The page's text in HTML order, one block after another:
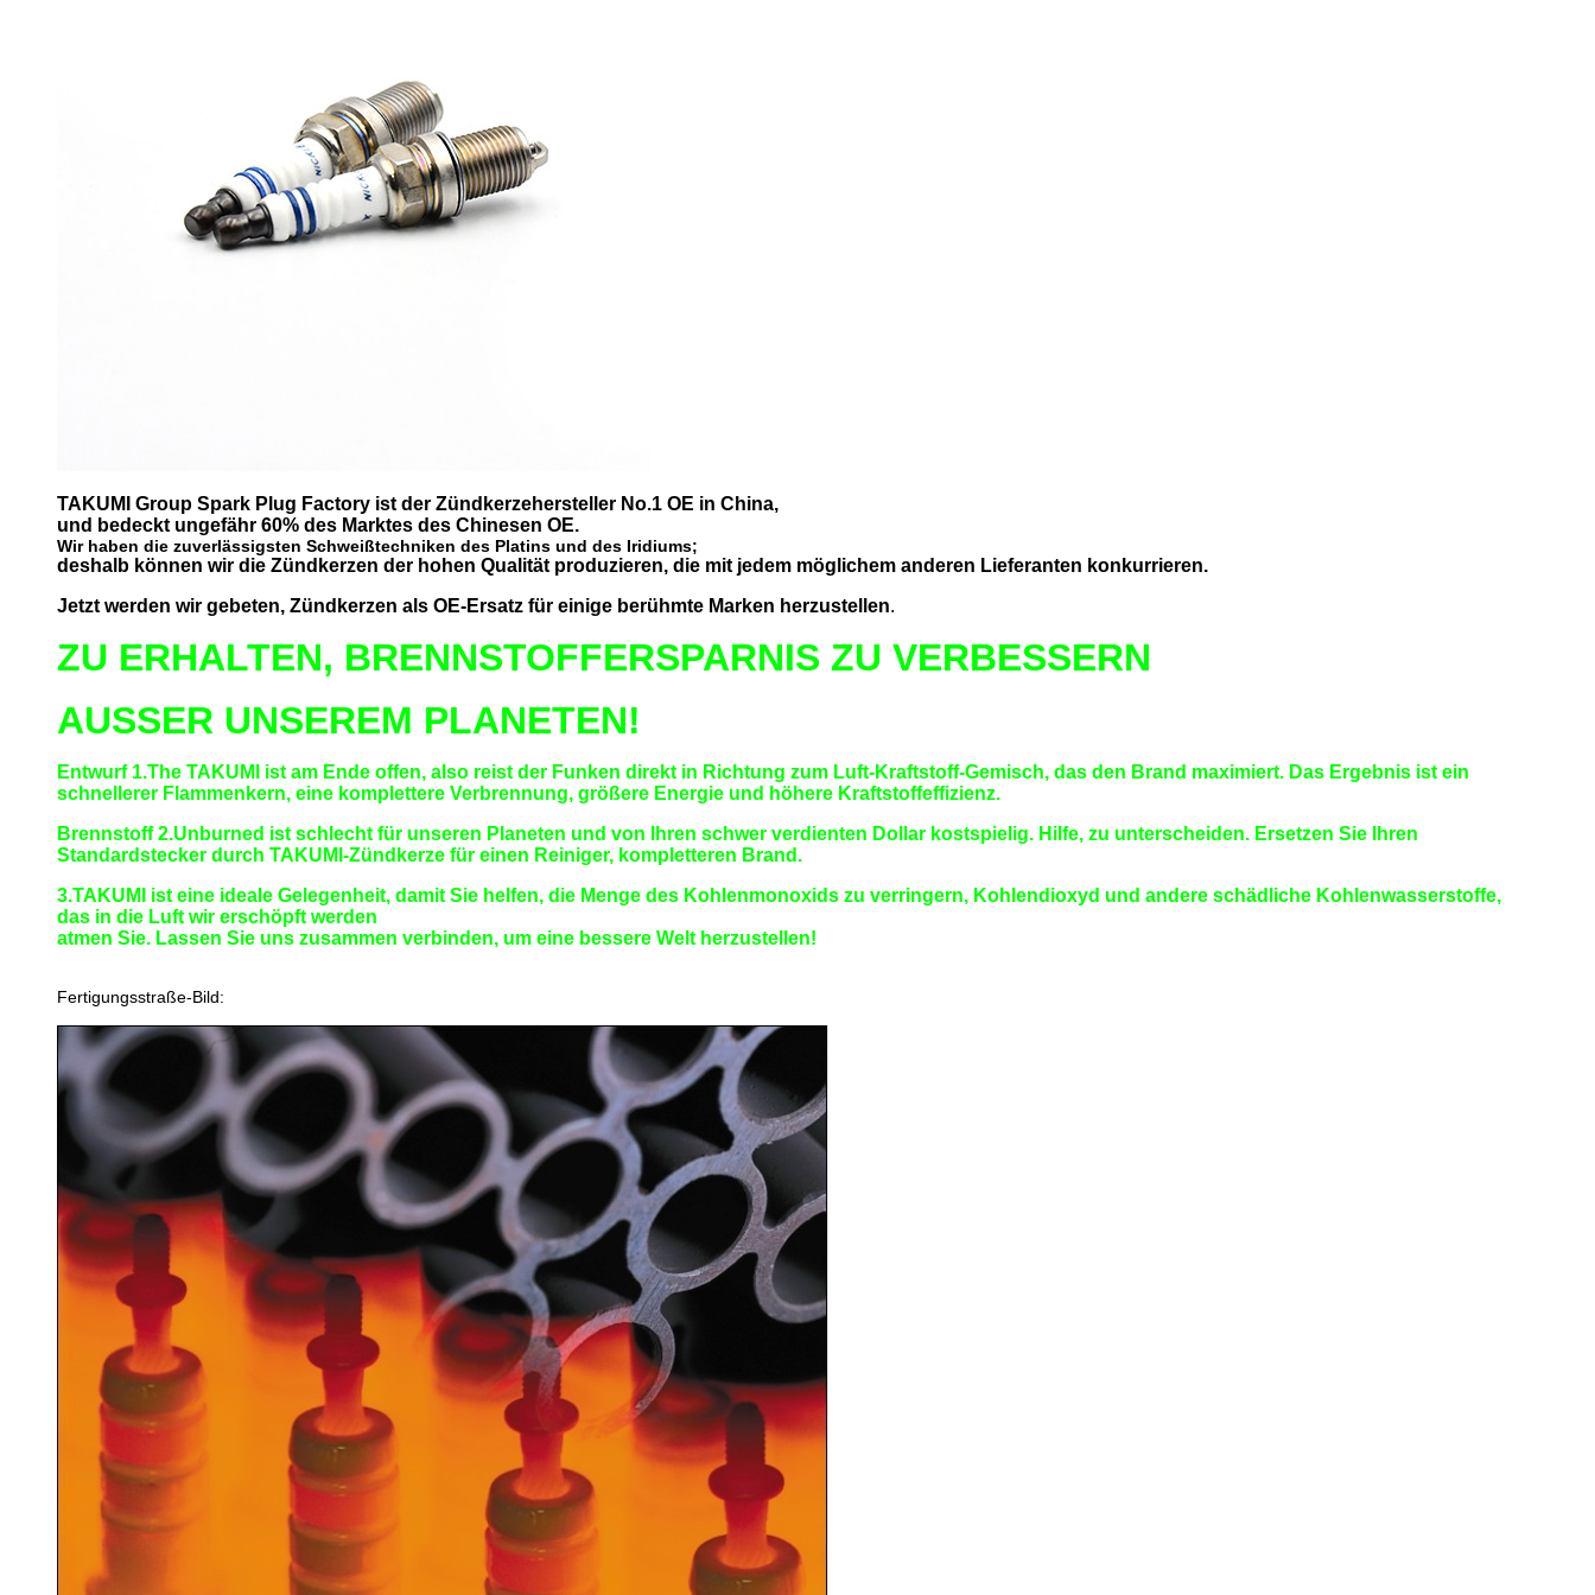
TAKUMI Group Spark Plug Factory ist der Zündkerzehersteller No.1 OE in China,
und bedeckt ungefähr 60% des Marktes des Chinesen OE.
Wir haben die zuverlässigsten Schweißtechniken des Platins und des Iridiums;
deshalb können wir die Zündkerzen der hohen Qualität produzieren, die mit jedem möglichem anderen Lieferanten konkurrieren.
Jetzt werden wir gebeten, Zündkerzen als OE-Ersatz für einige berühmte Marken herzustellen.
ZU ERHALTEN, BRENNSTOFFERSPARNIS ZU VERBESSERN
AUSSER UNSEREM PLANETEN!
Entwurf 1.The TAKUMI ist am Ende offen, also reist der Funken direkt in Richtung zum Luft-Kraftstoff-Gemisch, das den Brand maximiert. Das Ergebnis ist ein
schnellerer Flammenkern, eine komplettere Verbrennung, größere Energie und höhere Kraftstoffeffizienz.
Brennstoff 2.Unburned ist schlecht für unseren Planeten und von Ihren schwer verdienten Dollar kostspielig. Hilfe, zu unterscheiden. Ersetzen Sie Ihren
Standardstecker durch TAKUMI-Zündkerze für einen Reiniger, kompletteren Brand.
3.TAKUMI ist eine ideale Gelegenheit, damit Sie helfen, die Menge des Kohlenmonoxids zu verringern, Kohlendioxyd und andere schädliche Kohlenwasserstoffe,
das in die Luft wir erschöpft werden
atmen Sie. Lassen Sie uns zusammen verbinden, um eine bessere Welt herzustellen!
Fertigungsstraße-Bild: